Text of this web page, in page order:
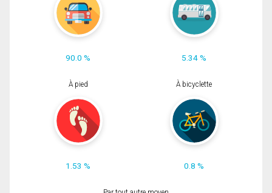
90.0 % 5.34 %
À pied
1.53 %
À bicyclette
0.8 %